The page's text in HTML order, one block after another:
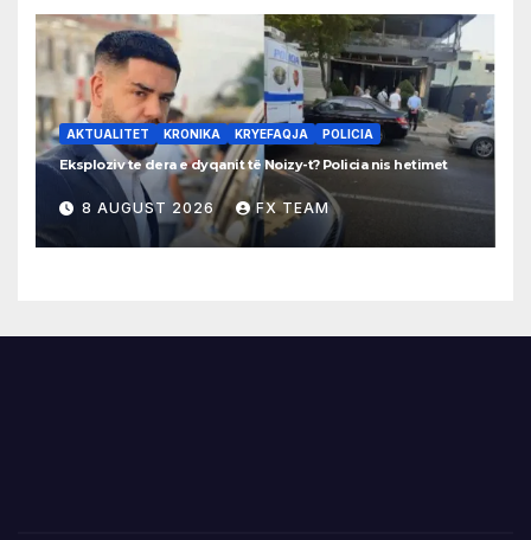
AKTUALITET KRONIKA KRYEFAQJA POLICIA
Eksploziv te dera e dyqanit të Noizy-t? Policia nis hetimet
8 AUGUST 2026 FX TEAM